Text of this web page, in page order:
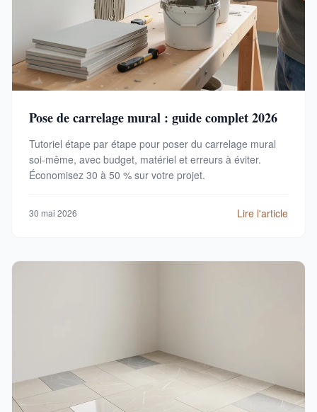
Pose de carrelage mural : guide complet 2026
Tutoriel étape par étape pour poser du carrelage mural
soi-même, avec budget, matériel et erreurs à éviter.
Économisez 30 à 50 % sur votre projet.
30 mai 2026 Lire l'article